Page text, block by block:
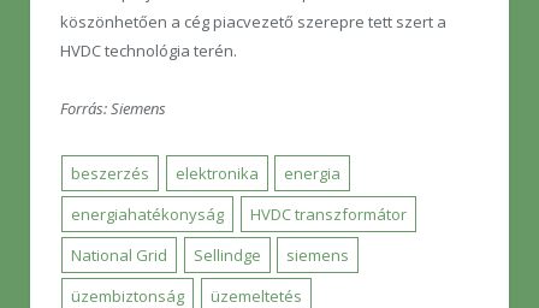
köszönhetően a cég piacvezető szerepre tett szert a
HVDC technológia terén.
Forrás: Siemens
beszerzés elektronika
energia
energiahatékonyság
HVDC transzformátor
National Grid
Sellindge
siemens
üzembiztonság
üzemeltetés